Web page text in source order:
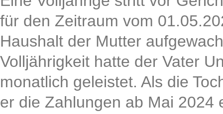
für den Zeitraum vom
Haushalt der Mutter
Volljährigkeit hatte der Vater
monatlich geleistet. Als die
er die Zahlungen ab Mai 2024